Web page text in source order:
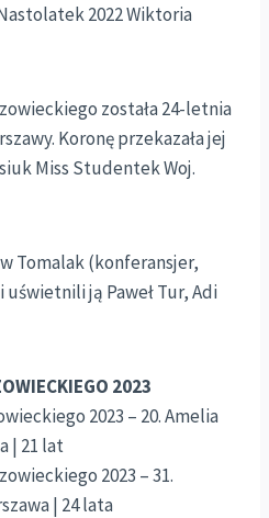
2022 Wiktoria
została 24-letnia
Koronę przekazała jej
Miss Studentek Woj.
Tomalak (konferansjer,
ją Paweł Tur, Adi
2023
2023 – 20. Amelia
| 21 lat
2023 – 31.
| 24 lata